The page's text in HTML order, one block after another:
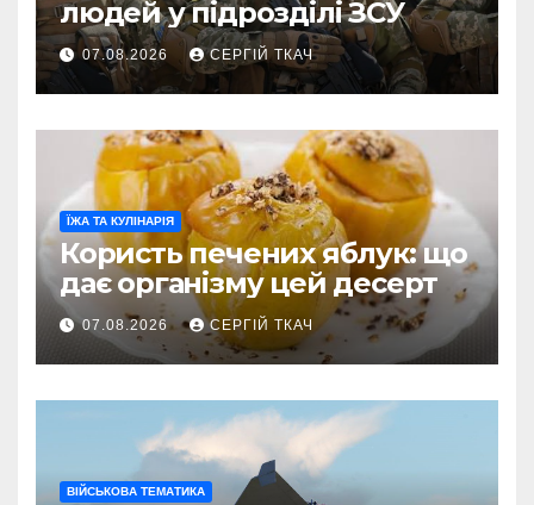
людей у підрозділі ЗСУ
07.08.2026 СЕРГІЙ ТКАЧ
ЇЖА ТА КУЛІНАРІЯ
Користь печених яблук: що
дає організму цей десерт
07.08.2026 СЕРГІЙ ТКАЧ
ВІЙСЬКОВА ТЕМАТИКА